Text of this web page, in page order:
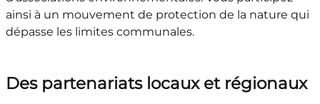
ainsi à un mouvement de protection de la nature qui
dépasse les limites communales.
Des partenariats locaux et régionaux